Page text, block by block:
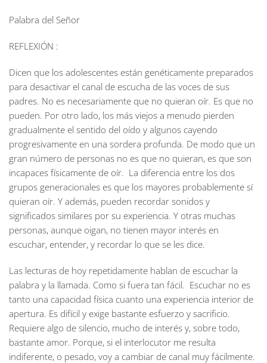
Palabra del Señor
REFLEXIÓN :
Dicen que los adolescentes están genéticamente preparados
para desactivar el canal de escucha de las voces de sus
padres. No es necesariamente que no quieran oír. Es que no
pueden. Por otro lado, los más viejos a menudo pierden
gradualmente el sentido del oído y algunos cayendo
progresivamente en una sordera profunda. De modo que un
gran número de personas no es que no quieran, es que son
incapaces físicamente de oír. La diferencia entre los dos
grupos generacionales es que los mayores probablemente sí
quieran oír. Y además, pueden recordar sonidos y
significados similares por su experiencia. Y otras muchas
personas, aunque oigan, no tienen mayor interés en
escuchar, entender, y recordar lo que se les dice.
Las lecturas de hoy repetidamente hablan de escuchar la
palabra y la llamada. Como si fuera tan fácil. Escuchar no es
tanto una capacidad física cuanto una experiencia interior de
apertura. Es difícil y exige bastante esfuerzo y sacrificio.
Requiere algo de silencio, mucho de interés y, sobre todo,
bastante amor. Porque, si el interlocutor me resulta
indiferente, o pesado, voy a cambiar de canal muy fácilmente.